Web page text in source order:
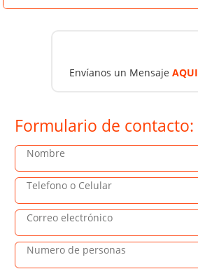
Envíanos un Mensaje AQUI
Formulario de contacto: